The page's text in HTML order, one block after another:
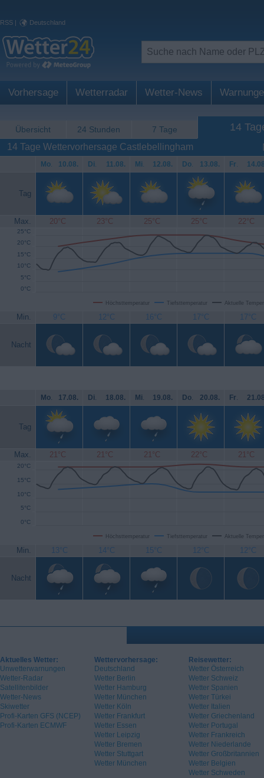
RSS | Deutschland
Vorhersage Wetterradar Wetter-News
Übersicht 24 Stunden 7 Tage 14
14 Tage Wettervorhersage Castlebellingham
Mo. 10.08. Di. 11.08. Mi. 12.08. Do. 13.08. Fr.
Tag
Max. 20°C 23°C 25°C 25°C 22°C
Höchsttemperatur Tiefsttemperatur Aktuelle
0°C
5°C
10°C
15°C
20°C
25°C
Min. 9°C 12°C 16°C 17°C 17°C
Nacht
Mo. 17.08. Di. 18.08. Mi. 19.08. Do. 20.08. Fr.
Tag
Max. 21°C 21°C 21°C 22°C 21°C
Höchsttemperatur Tiefsttemperatur Aktuelle
0°C
5°C
10°C
15°C
20°C
Min. 13°C 14°C 15°C 12°C 12°C
Nacht
Aktuelles Wetter:
Unwetterwarnungen
Wetter-Radar
Satellitenbilder
Wetter-News
Skiwetter
Profi-Karten GFS (NCEP)
Profi-Karten ECMWF
Wettervorhersage:
Deutschland
Wetter Berlin
Wetter Hamburg
Wetter München
Wetter Köln
Wetter Frankfurt
Wetter Essen
Wetter Leipzig
Wetter Bremen
Wetter Stuttgart
Wetter München
Reisewetter:
Wetter Österreich
Wetter Schweiz
Wetter Spanien
Wetter Türkei
Wetter Italien
Wetter Griechenland
Wetter Portugal
Wetter Frankreich
Wetter Niederlande
Wetter Großbritannien
Wetter Belgien
Wetter Schweden